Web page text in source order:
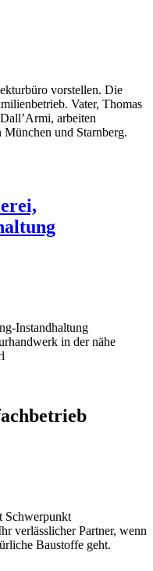
vorstellen. Die
Vater, Thomas
arbeiten
und Starnberg.
Instandhaltung
in der nähe
Schwerpunkt
verlässlicher Partner, wenn
Baustoffe geht.